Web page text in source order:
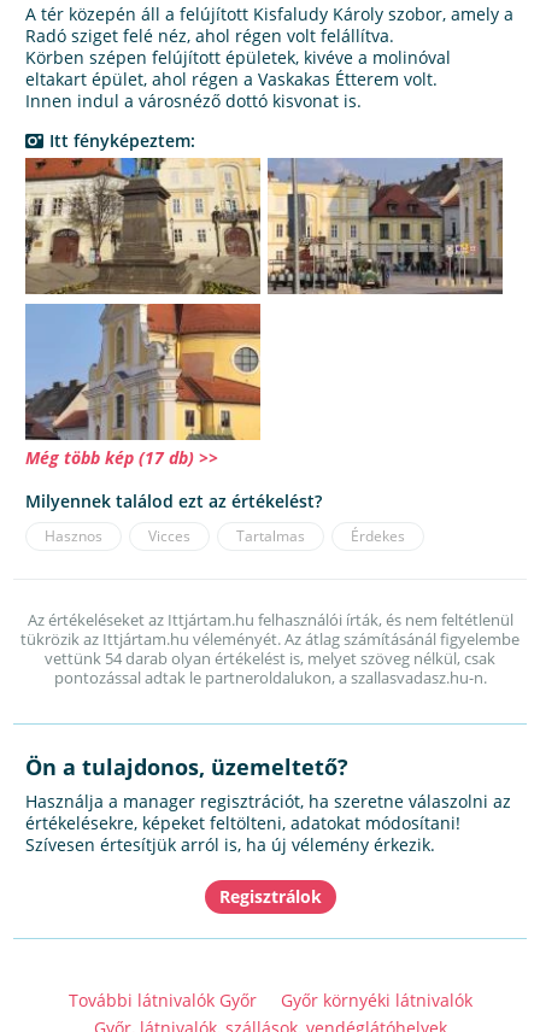
A tér közepén áll a felújított Kisfaludy Károly szobor, amely a
Radó sziget felé néz, ahol régen volt felállítva.
Körben szépen felújított épületek, kivéve a molinóval
eltakart épület, ahol régen a Vaskakas Étterem volt.
Innen indul a városnéző dottó kisvonat is.
Itt fényképeztem:
Még több kép (17 db) >>
Milyennek találod ezt az értékelést?
Hasznos Vicces Tartalmas Érdekes
Az értékeléseket az Ittjártam.hu felhasználói írták, és nem feltétlenül
tükrözik az Ittjártam.hu véleményét. Az átlag számításánál figyelembe
vettünk 54 darab olyan értékelést is, melyet szöveg nélkül, csak
pontozással adtak le partneroldalukon, a szallasvadasz.hu-n.
Ön a tulajdonos, üzemeltető?
Használja a manager regisztrációt, ha szeretne válaszolni az
értékelésekre, képeket feltölteni, adatokat módosítani!
Szívesen értesítjük arról is, ha új vélemény érkezik.
További látnivalók Győr
Győr környéki látnivalók